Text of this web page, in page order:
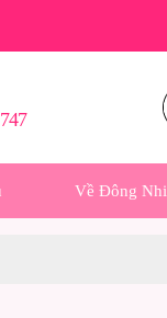
Về Đông Nhi